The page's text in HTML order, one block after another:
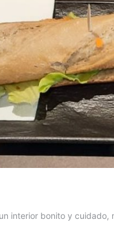
interior bonito y